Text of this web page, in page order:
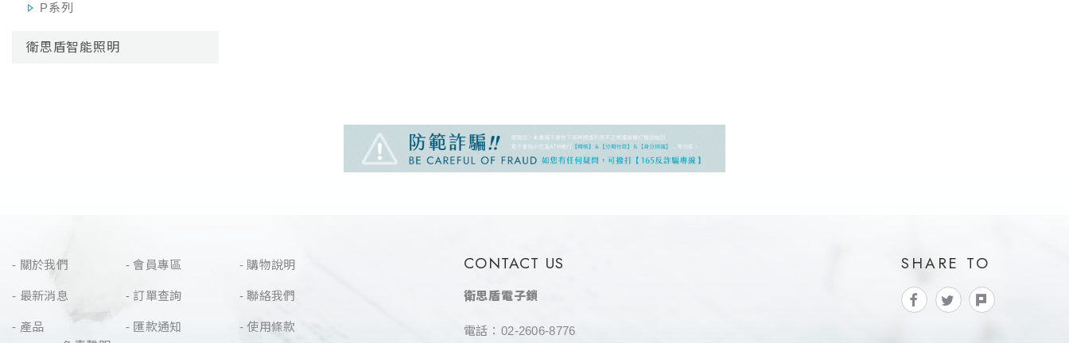
P系列
衛思盾智能照明
關於我們
最新消息
產品
會員專區
訂單查詢
匯款通知
購物說明
聯絡我們
使用條款
CONTACT US
衛思盾電子鎖
電話： 02-2606-8776